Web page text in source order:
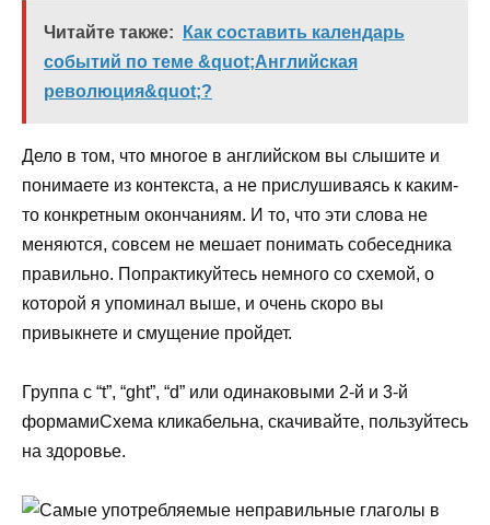
Читайте также:
Как составить календарь
событий по теме &quot;Английская
революция&quot;?
Дело в том, что многое в английском вы слышите и
понимаете из контекста, а не прислушиваясь к каким-
то конкретным окончаниям. И то, что эти слова не
меняются, совсем не мешает понимать собеседника
правильно. Попрактикуйтесь немного со схемой, о
которой я упоминал выше, и очень скоро вы
привыкнете и смущение пройдет.
Группа с “t”, “ght”, “d” или одинаковыми 2-й и 3-й
формамиСхема кликабельна, скачивайте, пользуйтесь
на здоровье.